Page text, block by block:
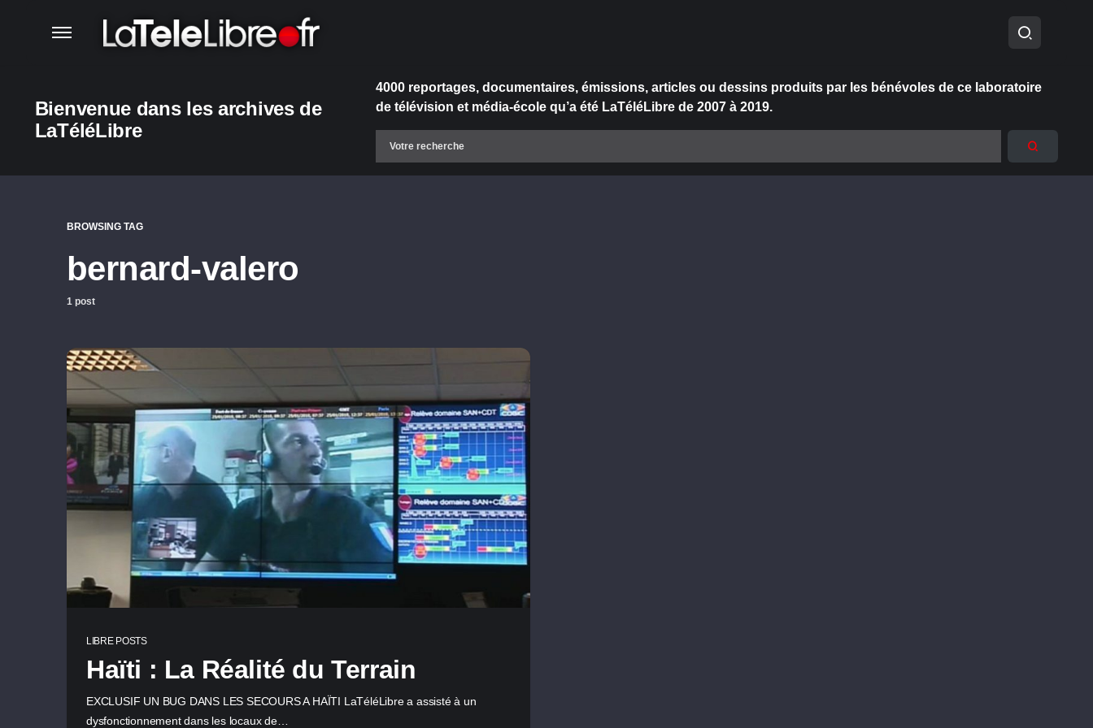
Bienvenue dans les archives de
LaTéléLibre
4000 reportages, documentaires, émissions, articles ou dessins produits par les bénévoles de ce laboratoire
de télévision et média-école qu’a été LaTéléLibre de 2007 à 2019.
BROWSING TAG
bernard-valero
1 post
LIBRE POSTS
Haïti : La Réalité du Terrain
EXCLUSIF UN BUG DANS LES SECOURS A HAÏTI LaTéléLibre a assisté à un
dysfonctionnement dans les locaux de…